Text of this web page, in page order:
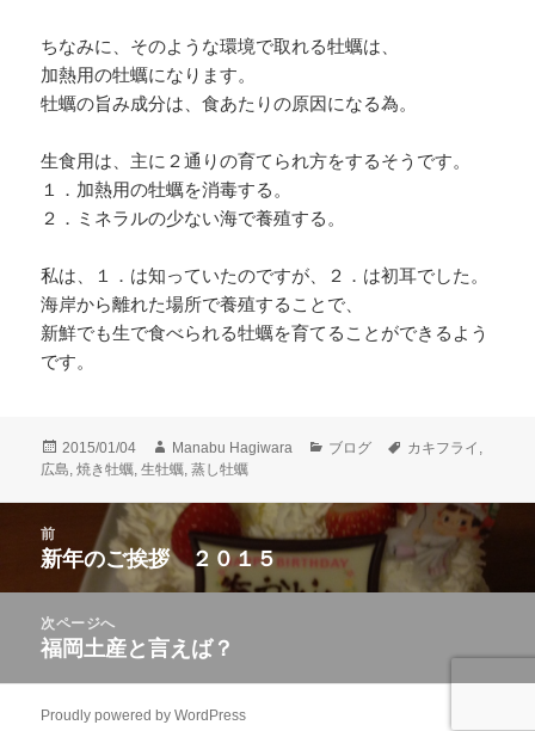
ちなみに、そのような環境で取れる牡蠣は、
加熱用の牡蠣になります。
牡蠣の旨み成分は、食あたりの原因になる為。
生食用は、主に２通りの育てられ方をするそうです。
１．加熱用の牡蠣を消毒する。
２．ミネラルの少ない海で養殖する。
私は、１．は知っていたのですが、２．は初耳でした。
海岸から離れた場所で養殖することで、
新鮮でも生で食べられる牡蠣を育てることができるよう
です。
投
稿
2015/01/04
作
成
Manabu Hagiwara
カ
リ
ー
ブログ
タ
カキフライ ,
広島,焼き牡蠣,生牡蠣,蒸し牡蠣
シ
前
前
投
稿:
新年のご挨拶 ２０１５
次ページへ
次
福岡土産と言えば？
Proudly powered by WordPress